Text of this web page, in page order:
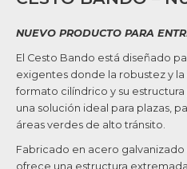
NUEVO PRODUCTO PARA
El Cesto Bando está diseñado
exigentes donde la robustez y
formato cilíndrico y su
una solución ideal para plazas,
áreas verdes de alto tránsito.
Fabricado en acero
ofrece una estructura